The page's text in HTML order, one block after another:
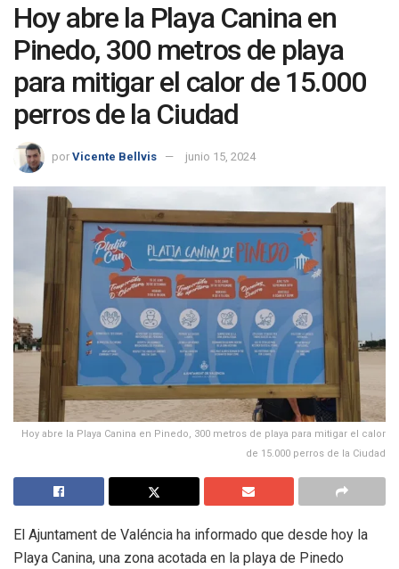
Hoy abre la Playa Canina en
Pinedo, 300 metros de playa
para mitigar el calor de 15.000
perros de la Ciudad
por Vicente Bellvis junio 15, 2024
Hoy abre la Playa Canina en Pinedo, 300 metros de playa para mitigar el calor
de 15.000 perros de la Ciudad
El Ajuntament de Valéncia ha informado que desde hoy la
Playa Canina, una zona acotada en la playa de Pinedo